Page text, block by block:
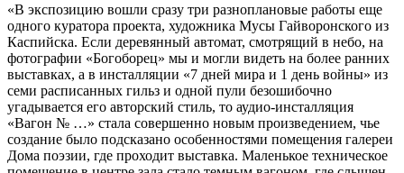
«В экспозицию вошли сразу три разноплановые работы еще
одного куратора проекта, художника Мусы Гайворонского из
Каспийска. Если де­ревянный автомат, смотрящий в небо, на
фотографии «Богоборец» мы и мог­ли видеть на более ранних
выставках, а в инсталляции «7 дней мира и 1 день войны» из
семи расписанных гильз и одной пули безошибочно
угадывается его авторский стиль, то аудио-инстал­ляция
«Вагон № …» стала совершенно новым произведением, чье
создание было подсказано особенностями по­мещения галереи
Дома поэзии, где проходит выставка. Маленькое техни­ческое